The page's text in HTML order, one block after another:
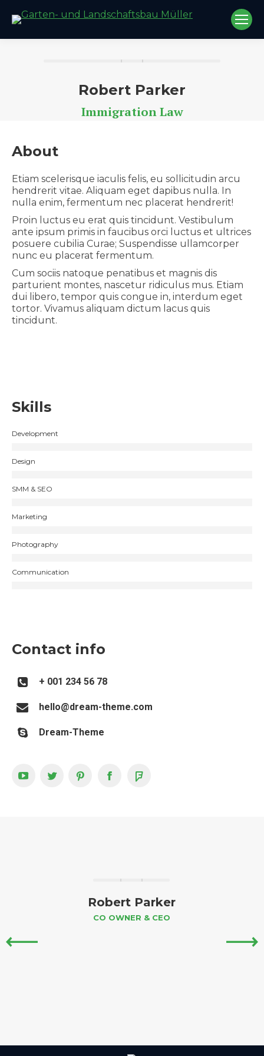
Robert Parker
Immigration Law
About
Etiam scelerisque iaculis felis, eu sollicitudin arcu
hendrerit vitae. Aliquam eget dapibus nulla. In
nulla enim, fermentum nec placerat hendrerit!
Proin luctus eu erat quis tincidunt. Vestibulum
ante ipsum primis in faucibus orci luctus et ultrices
posuere cubilia Curae; Suspendisse ullamcorper
nunc eu placerat fermentum.
Cum sociis natoque penatibus et magnis dis
parturient montes, nascetur ridiculus mus. Etiam
dui libero, tempor quis congue in, interdum eget
tortor. Vivamus aliquam dictum lacus quis
tincidunt.
Skills
Development
Design
SMM & SEO
Marketing
Photography
Communication
Contact info
+ 001 234 56 78
hello@dream-theme.com
Dream-Theme
YouTubeTwitterPinterestFacebookFoursquare
Robert Parker
CO OWNER & CEO